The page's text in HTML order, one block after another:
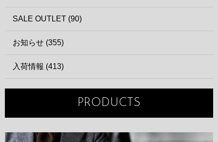
SALE OUTLET (90)
お知らせ (355)
入荷情報 (413)
PRODUCTS